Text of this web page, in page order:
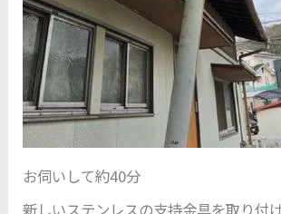
お伺いして約40分
新しいステンレスの支持金具を取り付